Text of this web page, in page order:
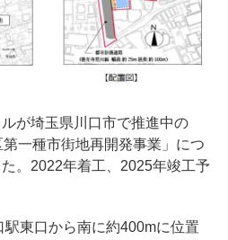
が埼玉県川口市で推進中の
第一種市街地再開発事業」につ
。2022年着工、2025年竣工予
東口から南に約400mに位置